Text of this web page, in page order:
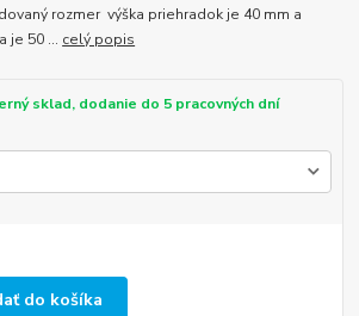
rozmer výška priehradok je 40 mm a
je 50 ... celý popis
sklad, dodanie do 5 pracovných dní
do košíka